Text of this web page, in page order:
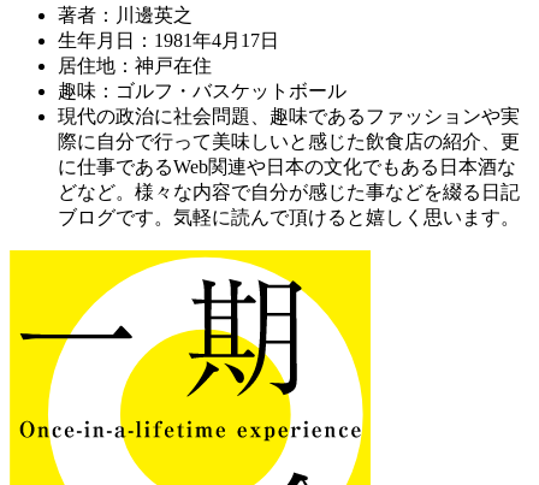
著者：川邊英之
生年月日：1981年4月17日
居住地：神戸在住
趣味：ゴルフ・バスケットボール
現代の政治に社会問題、趣味であるファッションや実
際に自分で行って美味しいと感じた飲食店の紹介、更
に仕事であるWeb関連や日本の文化でもある日本酒な
どなど。様々な内容で自分が感じた事などを綴る日記
ブログです。気軽に読んで頂けると嬉しく思います。